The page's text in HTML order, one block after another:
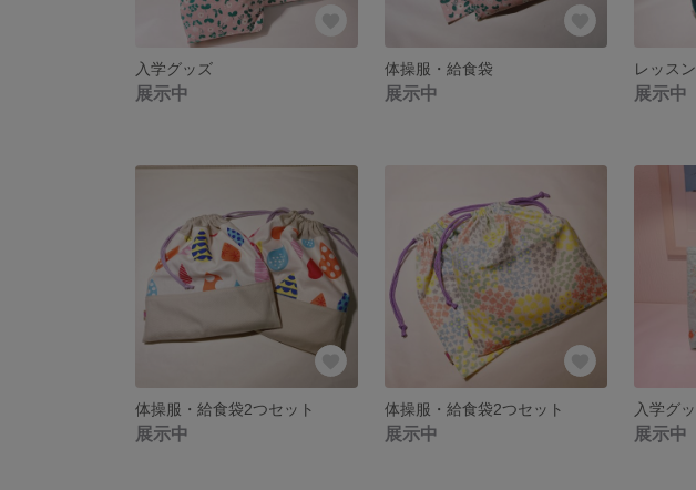
入学グッズ
展示中
体操服・給食袋
展示中
レッス
展示中
体操服・給食袋2つセット
展示中
体操服・給食袋2つセット
展示中
入学グ
展示中